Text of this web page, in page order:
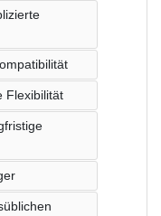
Flexibilität